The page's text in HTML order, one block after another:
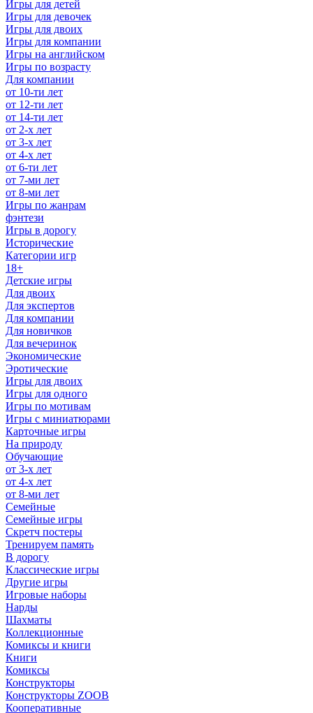
Игры для детей
Игры для девочек
Игры для двоих
Игры для компании
Игры на английском
Игры по возрасту
Для компании
от 10-ти лет
от 12-ти лет
от 14-ти лет
от 2-х лет
от 3-х лет
от 4-х лет
от 6-ти лет
от 7-ми лет
от 8-ми лет
Игры по жанрам
фэнтези
Игры в дорогу
Исторические
Категории игр
18+
Детские игры
Для двоих
Для экспертов
Для компании
Для новичков
Для вечеринок
Экономические
Эротические
Игры для двоих
Игры для одного
Игры по мотивам
Игры с миниатюрами
Карточные игры
На природу
Обучающие
от 3-х лет
от 4-х лет
от 8-ми лет
Семейные
Семейные игры
Скретч постеры
Тренируем память
В дорогу
Классические игры
Другие игры
Игровые наборы
Нарды
Шахматы
Коллекционные
Комиксы и книги
Книги
Комиксы
Конструкторы
Конструкторы ZOOB
Кооперативные